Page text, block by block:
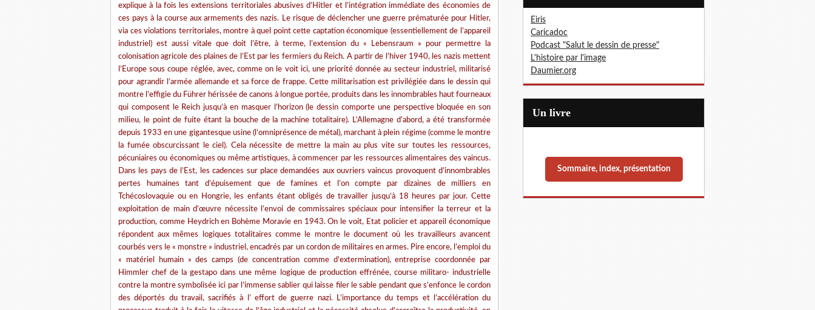
explique à la fois les extensions territoriales abusives d’Hitler et l’intégration immédiate des économies de
ces pays à la course aux armements des nazis. Le risque de déclencher une guerre prématurée pour Hitler,
via ces violations territoriales, montre à quel point cette captation économique (essentiellement de l’appareil
industriel) est aussi vitale que doit l’être, à terme, l’extension du « Lebensraum » pour permettre la
colonisation agricole des plaines de l’Est par les fermiers du Reich. A partir de l’hiver 1940, les nazis mettent
l’Europe sous coupe réglée, avec, comme on le voit ici, une priorité donnée au secteur industriel, militarisé
pour agrandir l’armée allemande et sa force de frappe. Cette militarisation est privilégiée dans le dessin qui
montre l’effigie du Führer hérissée de canons à longue portée, produits dans les innombrables haut fourneaux
qui composent le Reich jusqu’à en masquer l’horizon (le dessin comporte une perspective bloquée en son
milieu, le point de fuite étant la bouche de la machine totalitaire). L’Allemagne d’abord, a été transformée
depuis 1933 en une gigantesque usine (l’omniprésence de métal), marchant à plein régime (comme le montre
la fumée obscurcissant le ciel). Cela nécessite de mettre la main au plus vite sur toutes les ressources,
pécuniaires ou économiques ou même artistiques, à commencer par les ressources alimentaires des vaincus.
Dans les pays de l’Est, les cadences sur place demandées aux ouvriers vaincus provoquent d’innombrables
pertes humaines tant d’épuisement que de famines et l’on compte par dizaines de milliers en
Tchécoslovaquie ou en Hongrie, les enfants étant obligés de travailler jusqu’à 18 heures par jour. Cette
exploitation de main d’œuvre nécessite l’envoi de commissaires spéciaux pour intensifier la terreur et la
production, comme Heydrich en Bohème Moravie en 1943. On le voit, Etat policier et appareil économique
répondent aux mêmes logiques totalitaires comme le montre le document où les travailleurs avancent
courbés vers le « monstre » industriel, encadrés par un cordon de militaires en armes. Pire encore, l’emploi du
« matériel humain » des camps (de concentration comme d’extermination), entreprise coordonnée par
Himmler chef de la gestapo dans une même logique de production effrénée, course militaro- industrielle
contre la montre symbolisée ici par l’immense sablier qui laisse filer le sable pendant que s’enfonce le cordon
des déportés du travail, sacrifiés à l’ effort de guerre nazi. L’importance du temps et l’accélération du
Eiris
Caricadoc
Podcast "Salut le dessin de presse"
L'histoire par l'image
Daumier.org
Un livre
Sommaire, index, présentation